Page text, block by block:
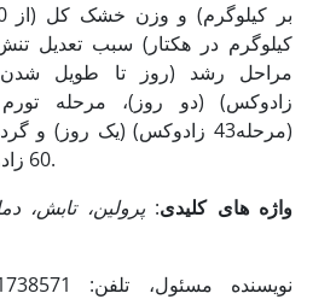
کیلوگرم در هکتار) سبب تعدیل
زادوکس) (دو روز)، مرحله
60 زادوکس) (سه روز)) شد.
واژه های کلیدی:پرولین، تابش،